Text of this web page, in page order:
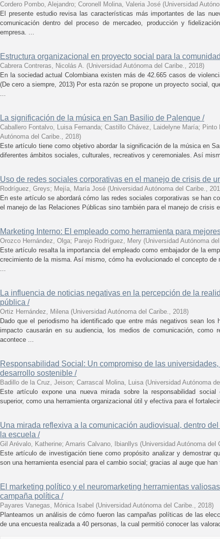
Cordero Pombo, Alejandro; Coronell Molina, Valeria José (Universidad
El presente estudio revisa las características más importantes de las
comunicación dentro del proceso de mercadeo, producción y
empresa. ...
Estructura organizacional en proyecto social para la
Cabrera Contreras, Nicolás A. (Universidad Autónoma del Caribe., 2018)
En la sociedad actual Colombiana existen más de 42.665 casos de
(De cero a siempre, 2013) Por esta razón se propone un proyecto social,
...
La significación de la música en San Basilio de Palenque /
Caballero Fontalvo, Luisa Fernanda; Castillo Chávez, Laidelyne María; Pinto
Autónoma del Caribe., 2018)
Este artículo tiene como objetivo abordar la significación de la música en
diferentes ámbitos sociales, culturales, recreativos y ceremoniales. Así
Uso de redes sociales corporativas en el manejo de crisis de
Rodríguez, Greys; Mejía, María José (Universidad Autónoma del Caribe.,
En este artículo se abordará cómo las redes sociales corporativas se han
el manejo de las Relaciones Públicas sino también para el manejo de crisis
Marketing Interno: El empleado como herramienta para
Orozco Hernández, Olga; Parejo Rodríguez, Mery (Universidad Autónoma
Este artículo resalta la importancia del empleado como embajador de la
crecimiento de la misma. Así mismo, cómo ha evolucionado el concepto de
...
La influencia de noticias negativas en la percepción de la
pública /
Ortiz Hernández, Milena (Universidad Autónoma del Caribe., 2018)
Dado que el periodismo ha identificado que entre más negativos sean los
impacto causarán en su audiencia, los medios de comunicación, como
acontece ...
Responsabilidad Social: Un compromiso de las
desarrollo sostenible /
Badillo de la Cruz, Jeison; Carrascal Molina, Luisa (Universidad Autónoma
Este artículo expone una nueva mirada sobre la responsabilidad
superior, como una herramienta organizacional útil y efectiva para el
Una mirada reflexiva a la comunicación audiovisual, dentro
la escuela /
Gil Arévalo, Katherine; Amaris Calvano, Ibianllys (Universidad Autónoma del
Este artículo de investigación tiene como propósito analizar y demostrar
son una herramienta esencial para el cambio social; gracias al auge que
El marketing político y el neuromarketing herramientas
campaña política /
Payares Vanegas, Mónica Isabel (Universidad Autónoma del Caribe., 2018)
Planteamos un análisis de cómo fueron las campañas políticas de las
de una encuesta realizada a 40 personas, la cual permitió conocer las